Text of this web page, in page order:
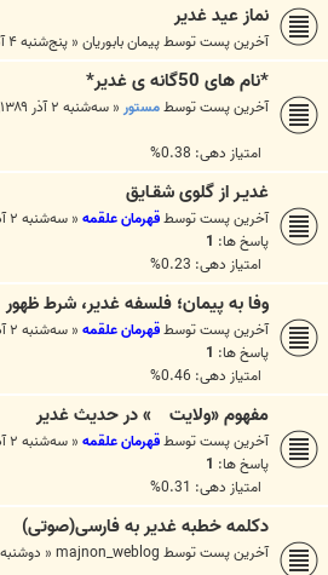
نماز عيد غدير
آخرین پست توسطپيمان بابوريان« پنج‌شنبه ۴ آذر ۱۳۸۹, ۱:۵۶ ق.ظ
*نام های 50گانه ی غدیر*
آخرین پست توسطمستور« سه‌شنبه ۲ آذر ۱۳۸۹, ۱۲:۴۱ ب.ظ
امتیاز دهی: 0.38%
غديـر از گلوی شقـايق
آخرین پست توسطقهرمان علقمه« سه‌شنبه ۲ آذر ۱۳۸۹, ۹:۵۱ ق.ظ
پاسخ ها: 1
امتیاز دهی: 0.23%
وفا به پيمان؛ فلسفه غدير، شرط ظهور
آخرین پست توسطقهرمان علقمه« سه‌شنبه ۲ آذر ۱۳۸۹, ۹:۳۳ ق.ظ
پاسخ ها: 1
امتیاز دهی: 0.46%
مفهوم «ولايت » در حديث غدير
آخرین پست توسطقهرمان علقمه« سه‌شنبه ۲ آذر ۱۳۸۹, ۹:۱۴ ق.ظ
پاسخ ها: 1
امتیاز دهی: 0.31%
دکلمه خطبه غدیر به فارسی(صوتی)
آخرین پست توسطmajnon_weblog
« دوشنبه ۱ آذر ۱۳۸۹, ۱۲:۴۵ ق.ظ